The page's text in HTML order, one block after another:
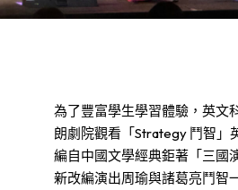
為了豐富學生學習體驗，英文
朗劇院觀看「Strategy 鬥智」
編自中國文學經典鉅著「三國
新改編演出周瑜與諸葛亮鬥智